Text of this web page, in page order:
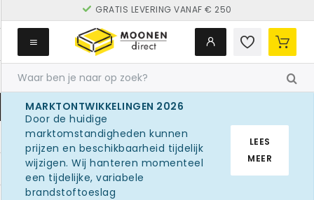
GRATIS LEVERING VANAF € 250
MARKTONTWIKKELINGEN 2026
Door de huidige
marktomstandigheden kunnen
prijzen en beschikbaarheid tijdelijk
wijzigen. Wij hanteren momenteel
een tijdelijke, variabele
brandstoftoeslag
LEES
MEER